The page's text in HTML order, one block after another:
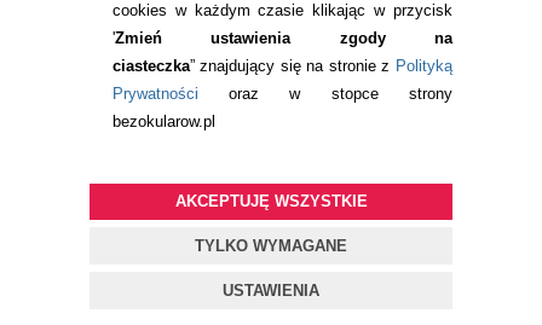
cookies w każdym czasie klikając w przycisk
'Zmień ustawienia zgody na
ciasteczka” znajdujący się na stronie z Polityką
Prywatności oraz w stopce strony
bezokularow.pl
AKCEPTUJĘ WSZYSTKIE
TYLKO WYMAGANE
USTAWIENIA
BEZOKULARÓW.PL | soczewki kontaktowe i płyny